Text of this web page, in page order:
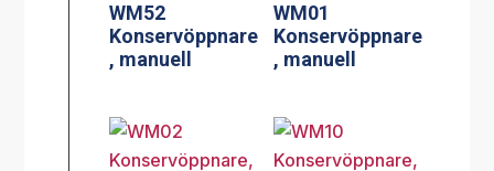
WM52
Konservöppnare
, manuell
WM01
Konservöppnare
, manuell